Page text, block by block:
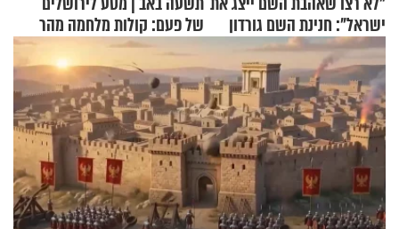
ישראל": חנינת השם גורדון
בריאיון מעורר השראה
של פעם: קולות מלחמה מהר
הזיתים